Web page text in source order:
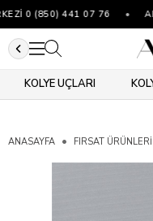
0 (850) 441 07 76
KOLYE UÇLARI
ANASAYFA FIRSAT ÜRÜNLERİ